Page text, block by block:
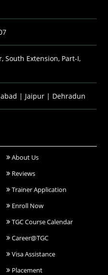
South Extension, Part-I,
| Jaipur | Dehradun
About Us
Reviews
Trainer Application
Enroll Now
TGC Course Calendar
Career@TGC
Visa Assistance
Placement